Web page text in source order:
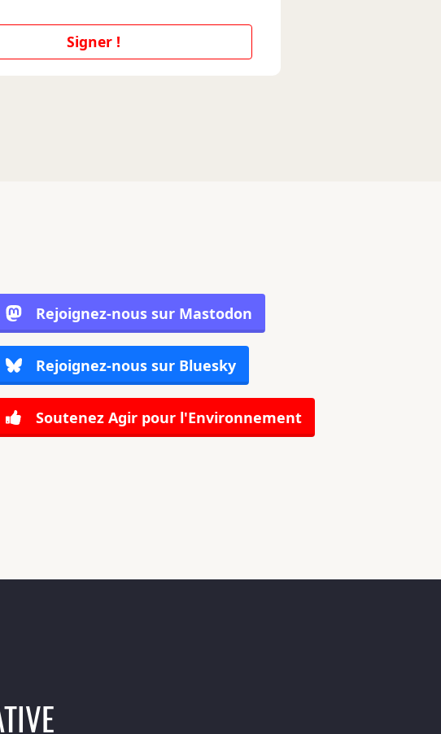
Signer !
Rejoignez-nous sur Mastodon
Rejoignez-nous sur Bluesky
Soutenez Agir pour l'Environnement